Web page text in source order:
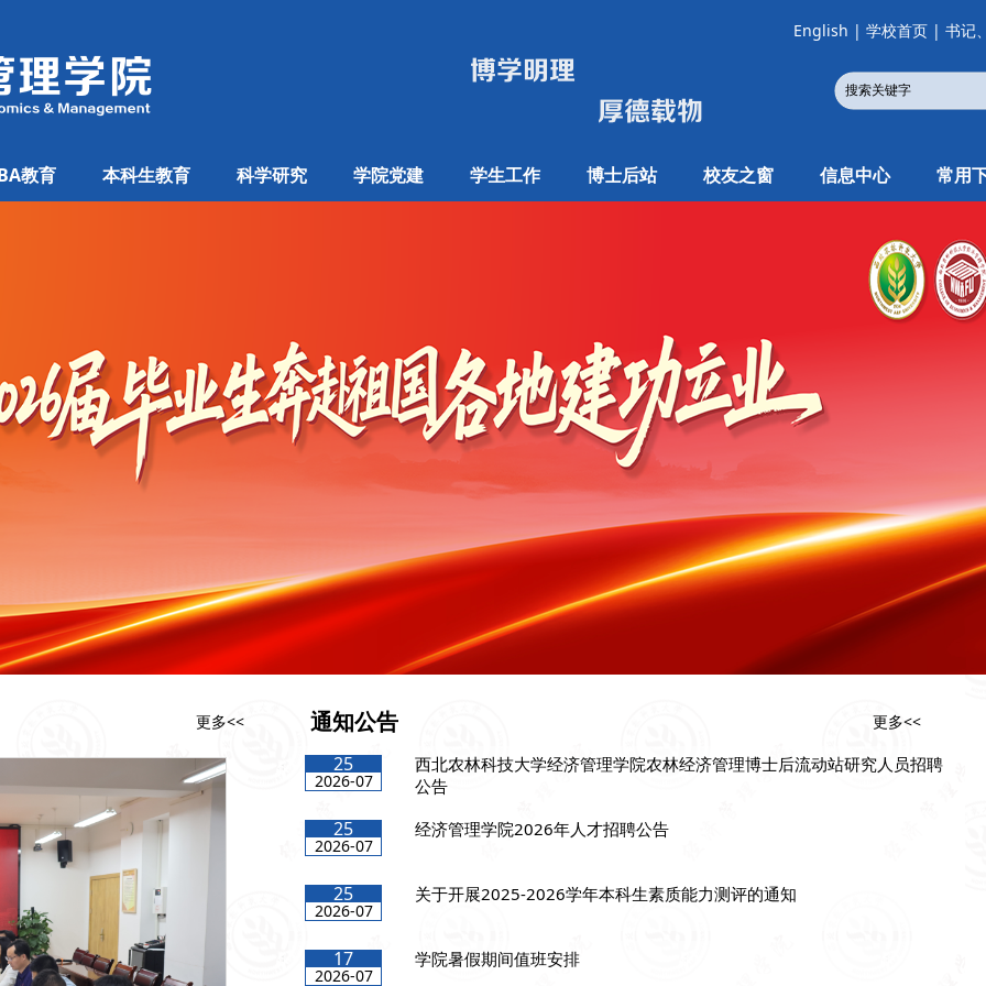
English | 学校首页 | 书记
教育 本科生教育 科学研究 学院党建 学生工作 博士后站 校友之窗 信息中心 常用
更多<< 更多<<
通知公告
25
2026-07
西北农林科技大学经济管理学院农林经济管理博士后流动站研究人员招聘
公告
25
2026-07
经济管理学院2026年人才招聘公告
25
2026-07
关于开展2025-2026学年本科生素质能力测评的通知
17
2026-07
学院暑假期间值班安排